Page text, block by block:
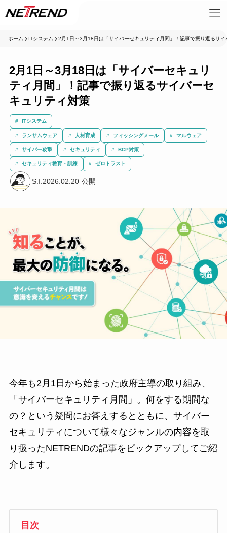
ホーム ITシステム 2月1日～3月18日は「サイバーセキュリティ月間」！記事で振り返るサ
2月1日～3月18日は「サイバーセキュリ
ティ月間」！記事で振り返るサイバーセ
キュリティ対策
ITシステム
ランサムウェア 人材育成 フィッシングメール マルウェア
サイバー攻撃 セキュリティ BCP対策
セキュリティ教育・訓練 ゼロトラスト
S.I. 2026.02.20
今年も2月1日から始まった政府主導の取り組み、
「サイバーセキュリティ月間」。何をする期間な
の？という疑問にお答えするとともに、サイバー
セキュリティについて様々なジャンルの内容を取
り扱ったNETRENDの記事をピックアップしてご紹
介します。
目次